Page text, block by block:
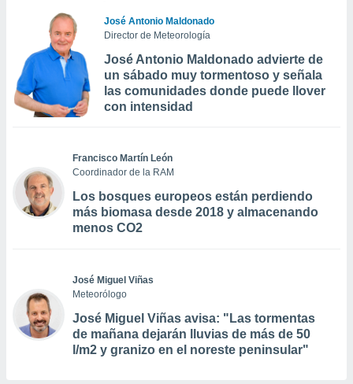
José Antonio Maldonado
Director de Meteorología
José Antonio Maldonado advierte de
un sábado muy tormentoso y señala
las comunidades donde puede llover
con intensidad
Francisco Martín León
Coordinador de la RAM
Los bosques europeos están perdiendo
más biomasa desde 2018 y almacenando
menos CO2
José Miguel Viñas
Meteorólogo
José Miguel Viñas avisa: "Las tormentas
de mañana dejarán lluvias de más de 50
l/m2 y granizo en el noreste peninsular"